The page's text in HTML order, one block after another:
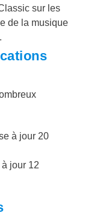
sur les
de la musique
à jour 20
jour 12